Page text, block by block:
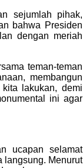
sejumlah pihak,
bahwa Presiden
dengan meriah
teman-teman
membangun
lakukan, demi
ini agar
ucapan selamat
langsung. Menurut